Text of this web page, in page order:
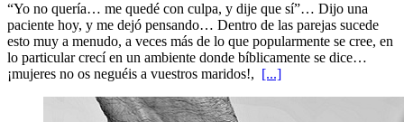
“Yo no quería… me quedé con culpa, y dije que sí”… Dijo una
paciente hoy, y me dejó pensando… Dentro de las parejas sucede
esto muy a menudo, a veces más de lo que popularmente se cree, en
lo particular crecí en un ambiente donde bíblicamente se dice…
¡mujeres no os neguéis a vuestros maridos!,
[...]